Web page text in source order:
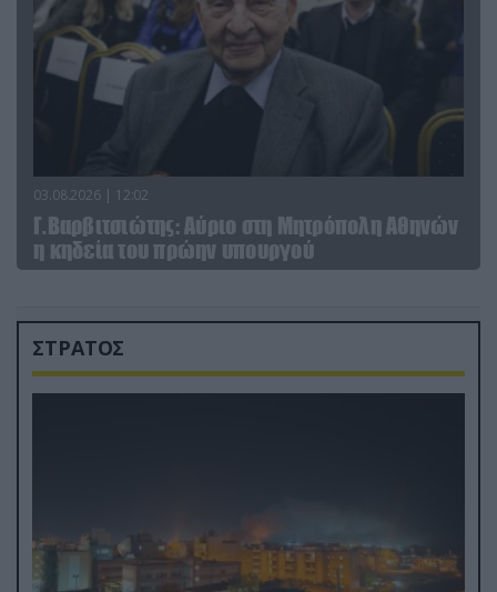
03.08.2026 | 12:02
Γ.Βαρβιτσιώτης: Aύριο στη Μητρόπολη Αθηνών
η κηδεία του πρώην υπουργού
ΣΤΡΑΤΟΣ